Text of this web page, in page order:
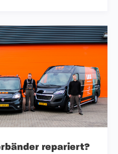
repariert?